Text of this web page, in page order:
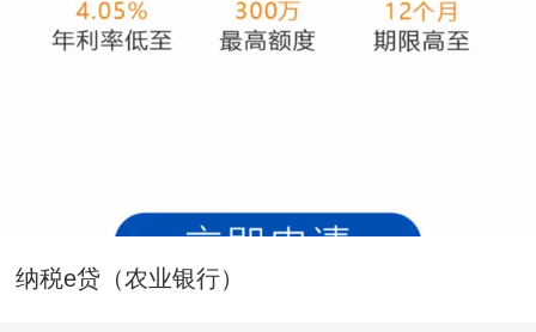
纳税e贷（农业银行）